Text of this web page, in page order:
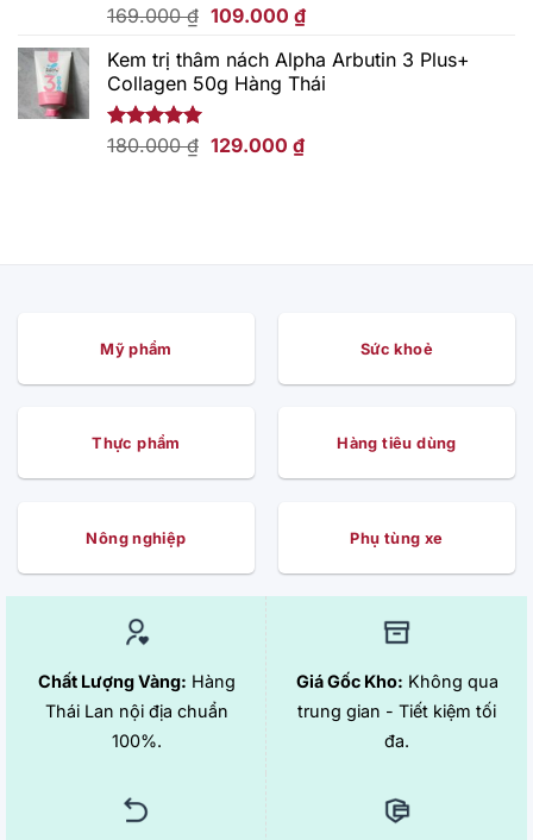
Được xếp
5 sao
169.000₫ Giá
là:
169.000 ₫.
109.000 ₫Giá
tại
là:
Kem trị thâm nách Alpha Arbutin 3 Plus+
Collagen 50g Hàng Thái
Được xếp
180.000₫ Giá
129.000 ₫Giá
Mỹ phẩm Sức khoẻ
Thực phẩm Hàng tiêu dùng
Nông nghiệp Phụ tùng xe
Chất Lượng Vàng: Hàng
Thái Lan nội địa chuẩn
100%.
Giá Gốc Kho: Không qua
trung gian - Tiết kiệm tối
đa.